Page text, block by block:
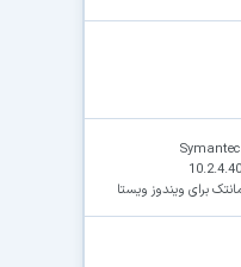
برای ویندوز ویستا